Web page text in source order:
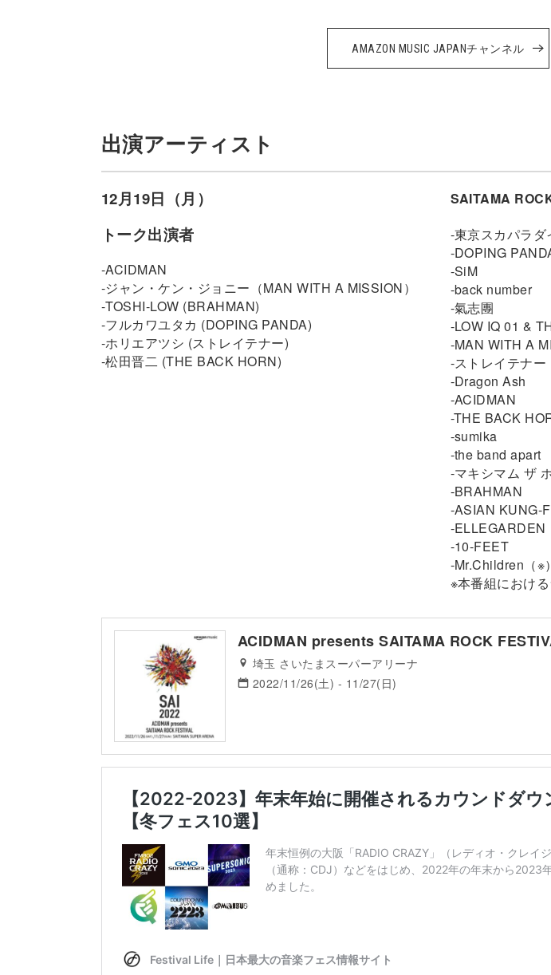
AMAZON MUSIC JAPANチャンネル
出演アーティスト
12月19日（月）
トーク出演者
-ACIDMAN
-ジャン・ケン・ジョニー（MAN WITH A MISSION）
-TOSHI-LOW (BRAHMAN)
-フルカワユタカ (DOPING PANDA)
-ホリエアツシ (ストレイテナー)
-松田晋二 (THE BACK HORN)
SAITAMA
-東京スカパラ
-DOPING
-SiM
-back number
-氣志團
-LOW IQ 01 &
-MAN WITH A
-ストレイテナー
-Dragon Ash
-ACIDMAN
-THE BACK
-sumika
-the band apart
-マキシマム ザ
-BRAHMAN
-ASIAN KUNG-
-ELLEGARDEN
-10-FEET
-Mr.Children（※）
※本番組におけ
ACIDMAN presents SAITAMA ROCK
埼玉 さいたまスーパーアリーナ
2022/11/26(土) - 11/27(日)